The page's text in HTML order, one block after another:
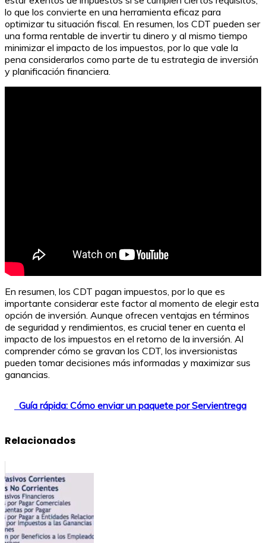
lo que los convierte en una herramienta eficaz para
optimizar tu situación fiscal. En resumen, los CDT pueden ser
una forma rentable de invertir tu dinero y al mismo tiempo
minimizar el impacto de los impuestos, por lo que vale la
pena considerarlos como parte de tu estrategia de inversión
y planificación financiera.
En resumen, los CDT pagan impuestos, por lo que es
importante considerar este factor al momento de elegir esta
opción de inversión. Aunque ofrecen ventajas en términos
de seguridad y rendimientos, es crucial tener en cuenta el
impacto de los impuestos en el retorno de la inversión. Al
comprender cómo se gravan los CDT, los inversionistas
pueden tomar decisiones más informadas y maximizar sus
ganancias.
Guía rápida: Cómo enviar un paquete por Servientrega
Relacionados